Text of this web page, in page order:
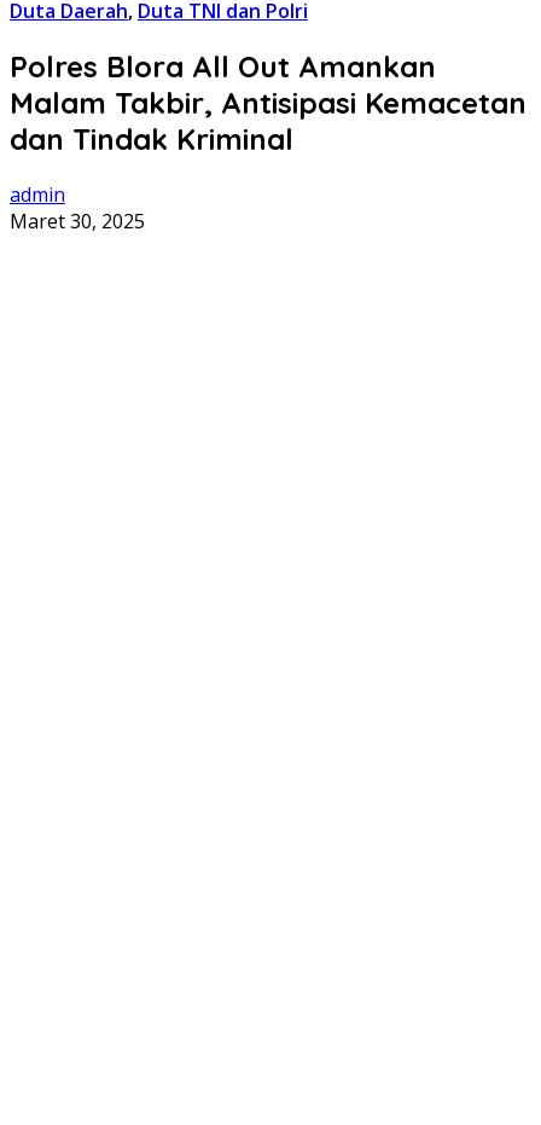
Duta Daerah, Duta TNI dan Polri
Polres Blora All Out Amankan
Malam Takbir, Antisipasi Kemacetan
dan Tindak Kriminal
admin
Maret 30, 2025